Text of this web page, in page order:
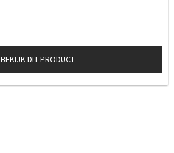
BEKIJK DIT PRODUCT